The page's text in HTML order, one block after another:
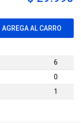
AGREGA AL CARRO
6
0
1